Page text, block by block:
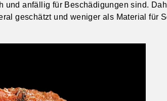
anfällig für Beschädigungen sind.
geschätzt und weniger als Material für